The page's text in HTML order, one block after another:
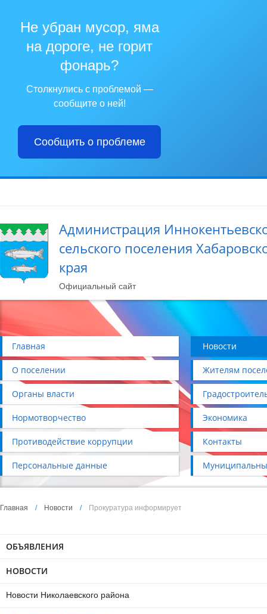
Не убран мусор, яма
на дороге, не горит
фонарь?
Столкнулись с проблемой —
сообщите о ней!
Сообщить о проблеме
Администрация
сельского поселения
края
Официальный сайт
Главная Новости
О поселении Жителям
Органы власти
Нормотворчество Экономика
Противодействие коррупции Контакты
Персональные данные
Главная / Новости / Прокуратура информирует
ОБЪЯВЛЕНИЯ
НОВОСТИ
Новости Николаевского района